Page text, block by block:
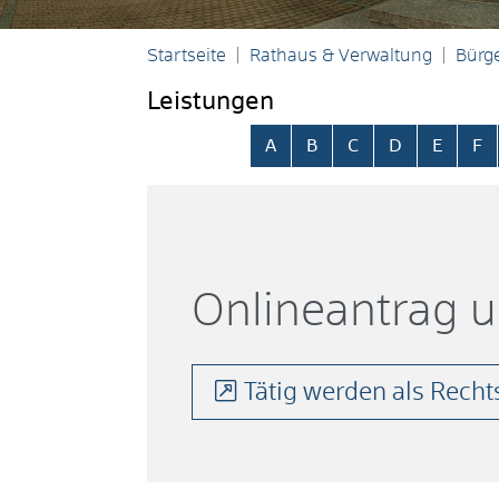
Startseite Rathaus & Verwaltung
Leistungen
Alphabetisches Register
A B C D E F
Onlineantrag
Tätig werden als